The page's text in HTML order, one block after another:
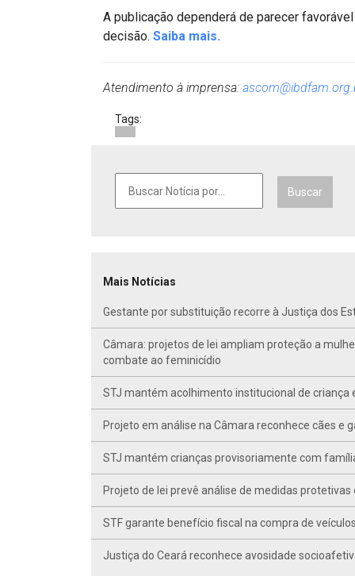
A publicação dependerá de parecer
decisão. Saiba mais.
Atendimento à imprensa:
Tags:
Buscar
Mais Notícias
Gestante por substituição recorre à Justiça dos
Câmara: projetos de lei ampliam proteção a
combate ao feminicídio
STJ mantém acolhimento institucional de criança
Projeto em análise na Câmara reconhece cães e
STJ mantém crianças provisoriamente com
Projeto de lei prevê análise de medidas
STF garante benefício fiscal na compra de
Justiça do Ceará reconhece avosidade